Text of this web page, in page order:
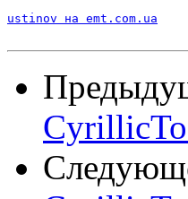
ustinov на emt.com.ua